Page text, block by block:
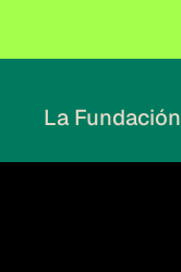
La Fundación